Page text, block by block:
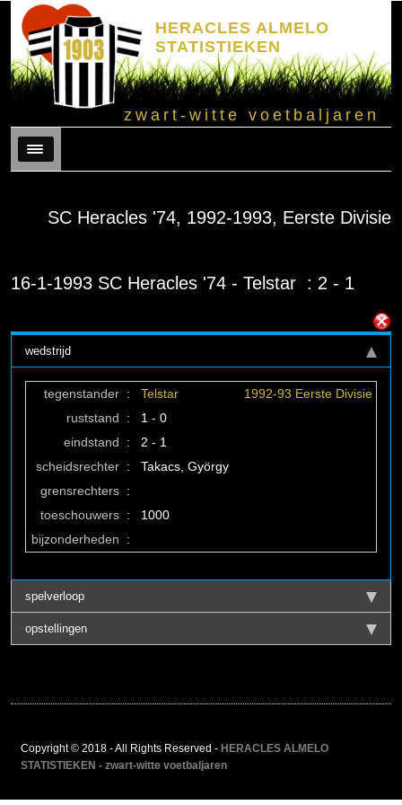
HERACLES ALMELO
STATISTIEKEN
zwart-witte voetbaljaren
Menu
SC Heracles '74, 1992-1993, Eerste Divisie
16-1-1993 SC Heracles '74 - Telstar : 2 - 1
wedstrijd
tegenstander : Telstar
1992-93 Eerste Divisie
ruststand
:
1 - 0
eindstand
:
2 - 1
scheidsrechter :
Takacs, György
grensrechters :
toeschouwers :
1000
bijzonderheden
:
spelverloop
opstellingen
Copyright © 2018 - All Rights Reserved - HERACLES ALMELO
STATISTIEKEN - zwart-witte voetbaljaren